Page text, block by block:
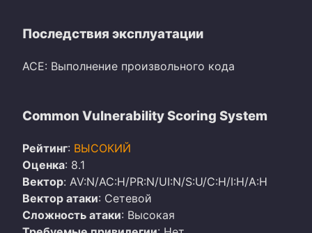
Последствия эксплуатации
ACE: Выполнение произвольного кода
Common Vulnerability Scoring System
Рейтинг: ВЫСОКИЙ
Оценка: 8.1
Вектор: AV:N/AC:H/PR:N/UI:N/S:U/C:H/I:H/A:H
Вектор атаки: Сетевой
Сложность атаки: Высокая